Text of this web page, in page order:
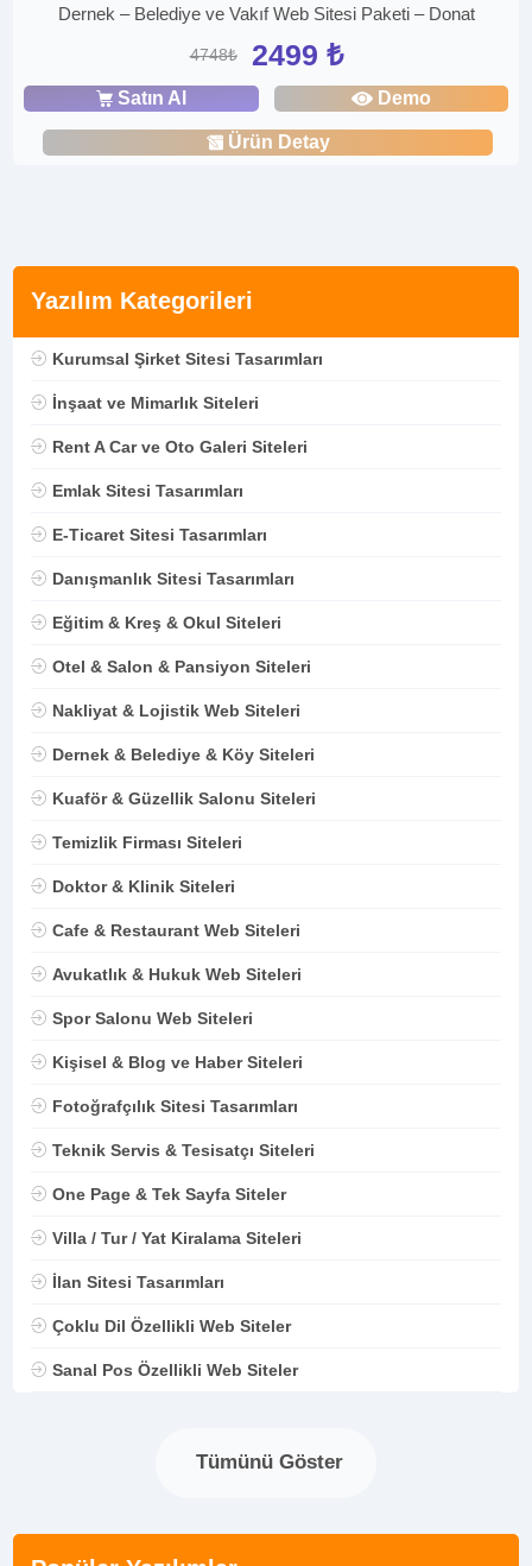
Yazılım Kategorileri
Kurumsal Şirket Sitesi Tasarımları
İnşaat ve Mimarlık Siteleri
Rent A Car ve Oto Galeri Siteleri
Emlak Sitesi Tasarımları
E-Ticaret Sitesi Tasarımları
Danışmanlık Sitesi Tasarımları
Eğitim & Kreş & Okul Siteleri
Otel & Salon & Pansiyon Siteleri
Nakliyat & Lojistik Web Siteleri
Dernek & Belediye & Köy Siteleri
Kuaför & Güzellik Salonu Siteleri
Temizlik Firması Siteleri
Doktor & Klinik Siteleri
Cafe & Restaurant Web Siteleri
Avukatlık & Hukuk Web Siteleri
Spor Salonu Web Siteleri
Kişisel & Blog ve Haber Siteleri
Fotoğrafçılık Sitesi Tasarımları
Teknik Servis & Tesisatçı Siteleri
One Page & Tek Sayfa Siteler
Villa / Tur / Yat Kiralama Siteleri
İlan Sitesi Tasarımları
Çoklu Dil Özellikli Web Siteler
Sanal Pos Özellikli Web Siteler
Tümünü Göster
Dernek – Belediye ve Vakıf Web Sitesi Paketi – Donat
4748₺ 2499 ₺
Satın Al Demo
Ürün Detay